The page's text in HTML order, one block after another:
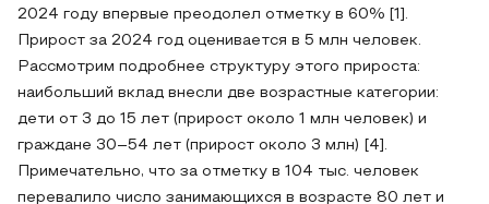
2024 году впервые преодолел отметку в 60% [1].
Прирост за 2024 год оценивается в 5 млн человек.
Рассмотрим подробнее структуру этого прироста:
наибольший вклад внесли две возрастные категории:
дети от 3 до 15 лет (прирост около 1 млн человек) и
граждане 30–54 лет (прирост около 3 млн) [4].
Примечательно, что за отметку в 104 тыс. человек
перевалило число занимающихся в возрасте 80 лет и